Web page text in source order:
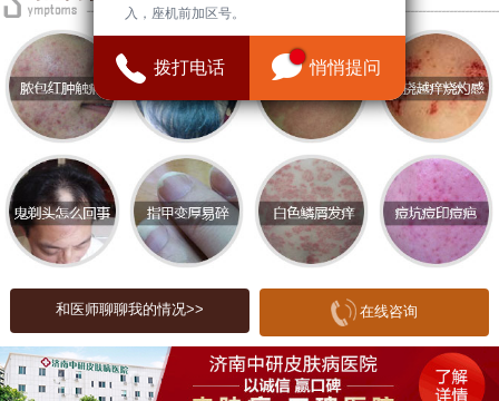
扁平疣的主要症状包括：
1. **外观特征**：扁平疣通常呈现为小而平坦的丘
疹，直径一般在1-5毫米之间，表面光滑，颜色与周
围皮肤相似或稍微偏暗。
2. **数量**：扁平疣可以单独出现也可以成群出现，
数量从几颗到数十颗不等。
3. **瘙痒感**：虽然大多数情况下扁平疣不会引起明
显的瘙痒，但在某些情况下，患者可能会感到轻微
的瘙痒或不适。
环境对皮肤的影响
环境因素对皮肤健康有着重要影响。济南的气候特
和医师聊聊我的情况>> 在线咨询
入，座机前加区号。
拨打电话 悄悄提问